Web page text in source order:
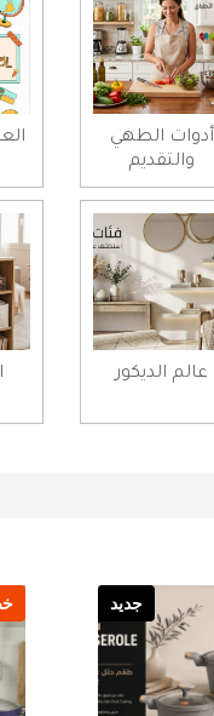
أدوات الطهي
والتقديم
عالم الديكور
جديد